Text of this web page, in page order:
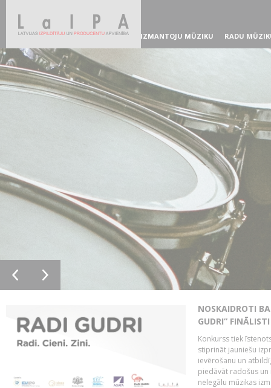
IZMANTOJU MŪZIKU RADU
NOSKAIDROTI
GUDRI” FINĀLISTI
Konkurss tiek
stiprināt jauniešu
ievērošanu un
piedāvāt radošus
nelegālu mūzikas